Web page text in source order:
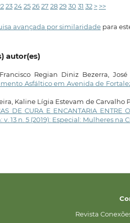
2324252627 282930 31 32 > >>
avançada por similaridadepara
autor(es)
Regian Diniz Bezerra,
Asfáltico em Avenida de
Kaline Lígia Estevam de Carvalho
DE CURA E ENCANTARIA
13 n. 5 (2019): Especial: Mulheres na
Revista